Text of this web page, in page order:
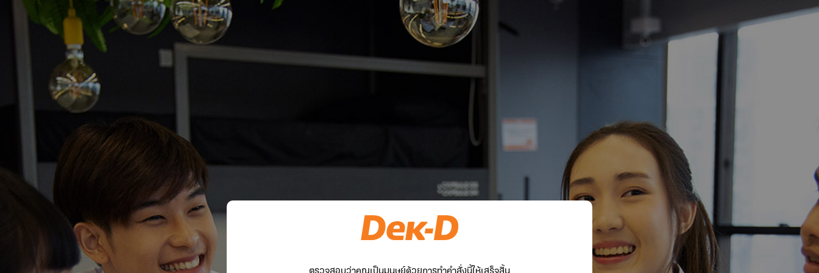
ตรวจสอบว่าคุณเป็นมนุษย์ด้วยการทำคำสั่งนี้ให้เสร็จสิ้น